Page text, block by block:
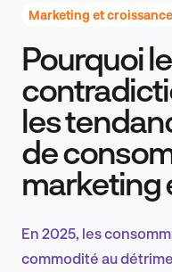
Recherche
Marketing et
Pourquoi
les
de
marketing
En 2025, les
commodité au